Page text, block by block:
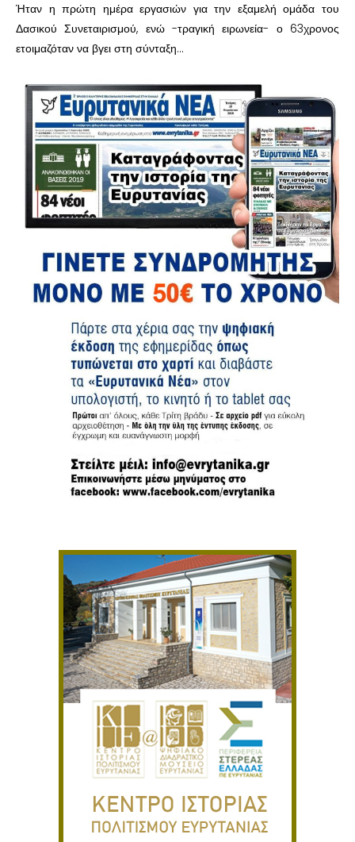
Ήταν η πρώτη ημέρα εργασιών για την εξαμελή ομάδα του
Δασικού Συνεταιρισμού, ενώ -τραγική ειρωνεία- ο 63χρονος
ετοιμαζόταν να βγει στη σύνταξη…